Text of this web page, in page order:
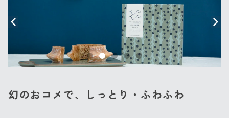
幻のおコメで、しっとり・ふわふわ